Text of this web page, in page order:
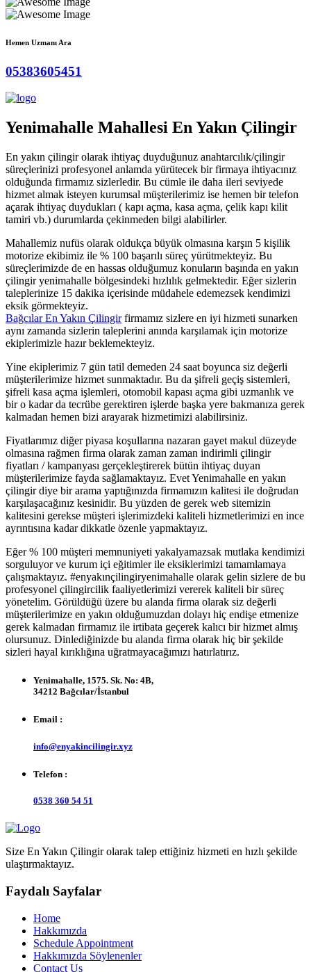
Hemen Uzmanı Ara
05383605451
Yenimahalle Mahallesi En Yakın Çilingir
En yakın çilingir olarak ihtiyaç duyduğunuz anahtarcılık/çilingir
süreçlerinizi profesyonel anlamda yürütecek bir firmaya ihtiyacınız
olduğunda firmamız sizlerledir. Bu cümle ile daha ileri seviyede
hizmet almak isteyen kurumsal müşterilerimiz ise hemen bir telefon
açarak ihtiyaç duydukları ( kapı açma, kasa açma, çelik kapı kilit
tamiri vb.) durumlarda çekinmeden bilgi alabilirler.
Mahallemiz nufüs olarak oldukça büyük olmasına karşın 5 kişilik
motorize ekibimiz ile % 100 başarılı süreç yürütmekteyiz. Bu
süreçlerimizde de en hassas olduğumuz konuların başında en yakın
çilingir yenimahalle bölgesindeki hızlılık gelmektedir. Eğer sizlerin
taleplerinize 15 dakika içerisinde müdahele edemezsek kendimizi
eksik görmekteyiz.
Bağcılar En Yakın Çilingirfirmamız sizlere en iyi hizmeti sunarken
aynı zamanda sizlerin taleplerini anında karşılamak için motorize
ekiplerimizle hazır beklemekteyiz.
Yine ekiplerimiz 7 gün tatil demeden 24 saat boyunca siz değerli
müşterilerimize hizmet sunmaktadır. Bu da şifreli geçiş sistemleri,
şifreli kasa açma işlemleri, otomobil kapası açma gibi uzmanlık ve
bir o kadar da tecrübe gerektiren işlerde başka yere bakmanıza gerek
kalmadan hemen bizi arayarak hizmetimizi alabilirsiniz.
Fiyatlarımız diğer piyasa koşullarına nazaran gayet makul düzeyde
olmasına rağmen firma olarak zaman zaman indirimli çilingir
fiyatları / kampanyası gerçekleştirerek bütün ihtiyaç duyan
müşterilerimize fayda sağlamaktayız. Evet Yenimahalle en yakın
çilingir diye bir arama yaptığınızda firmamızın kalitesi ile doğrudan
karşılaşacağınız kesinidir. Bu yüzden de gerek web sitemizin
kalitesini gerekse müşteri işlerimizdeki kaliteli hizmetlerimizi en ince
ayrıntısına kadar dikkatle özenle yapmaktayız.
Eğer % 100 müşteri memnuniyeti yakalyamazsak mutlaka kendimizi
sorguluyor ve kurum içi eğitimler ile eksiklerimizi tamamlamaya
çalışmaktayız. #enyakınçilingiryenimahalle olarak gelin sizlere de bu
profesyonel çilingircilik faaliyetlerimizi vererek kaliteli bir süreç
yönetelim. Görüldüğü üzere bu alanda firma olarak siz değerli
müşterilerimize en yakın olduğumuzdan dolayı hiç endişe etmenize
gerek kalmadan firmamız ile irtibata geçerek kalıcı bir hizmet almış
olursunuz. Dinlediğinizde bu alanda firma olarak hiç bir şekilde
sizleri hayal kırıklığına uğratmayacağımızı hatırlatırız.
Yenimahalle, 1575. Sk. No: 4B,
34212 Bağcılar/İstanbul
Email :
info@enyakincilingir.xyz
Telefon :
0538 360 54 51
Size En Yakın Çilingir olarak talep ettiğiniz hizmeti en hızlı şekilde
ulaştırmaktayız.
Faydalı Sayfalar
Home
Hakkımızda
Schedule Appointment
Hakkımızda Söylenenler
Contact Us